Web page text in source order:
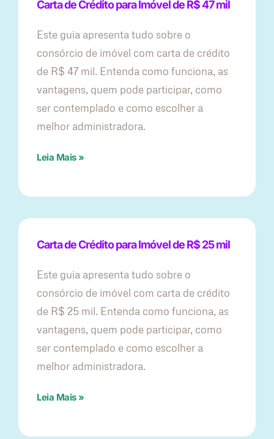
Carta de Crédito para Imóvel de R$ 47 mil
Este guia apresenta tudo sobre o
consórcio de imóvel com carta de crédito
de R$ 47 mil. Entenda como funciona, as
vantagens, quem pode participar, como
ser contemplado e como escolher a
melhor administradora.
Leia Mais »
Carta de Crédito para Imóvel de R$ 25 mil
Este guia apresenta tudo sobre o
consórcio de imóvel com carta de crédito
de R$ 25 mil. Entenda como funciona, as
vantagens, quem pode participar, como
ser contemplado e como escolher a
melhor administradora.
Leia Mais »